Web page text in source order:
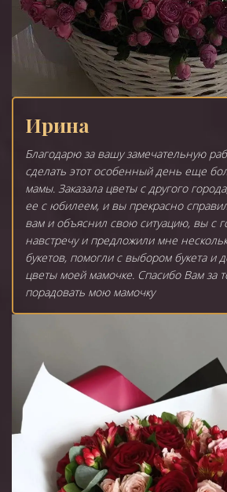
Ирина
Благодарю за вашу замечательную
сделать этот особенный день еще
мамы. Заказала цветы с другого
ее с юбилеем, и вы прекрасно
вам и объяснил свою ситуацию, вы с
навстречу и предложили мне
букетов, помогли с выбором букета и
цветы моей мамочке. Спасибо Вам за
порадовать мою мамочку